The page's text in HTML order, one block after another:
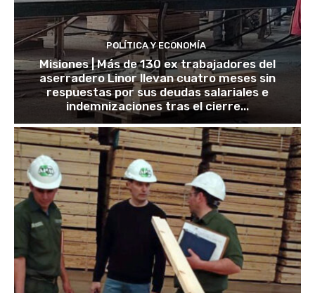
POLÍTICA Y ECONOMÍA
Misiones | Más de 130 ex trabajadores del
aserradero Linor llevan cuatro meses sin
respuestas por sus deudas salariales e
indemnizaciones tras el cierre...